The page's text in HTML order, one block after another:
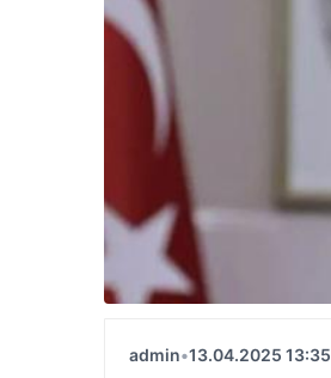
admin•13.04.2025 13:35